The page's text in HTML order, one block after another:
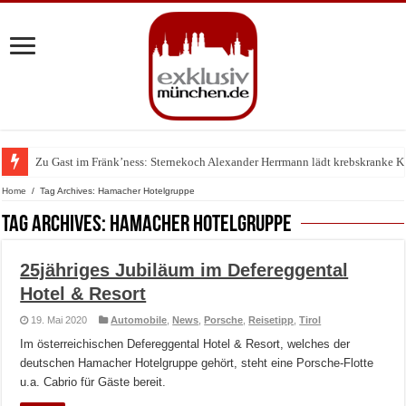
Zu Gast im Fränk’ness: Sternekoch Alexander Herrmann lädt krebskranke
Warum München gerade zum Treffpunkt der Lingerie-Branche wurde
Home / Tag Archives: Hamacher Hotelgruppe
Tag Archives: Hamacher Hotelgruppe
25jähriges Jubiläum im Defereggental
Hotel & Resort
19. Mai 2020 Automobile ,News ,Porsche ,Reisetipp ,Tirol
Im österreichischen Defereggental Hotel & Resort, welches der
deutschen Hamacher Hotelgruppe gehört, steht eine Porsche-Flotte
u.a. Cabrio für Gäste bereit.